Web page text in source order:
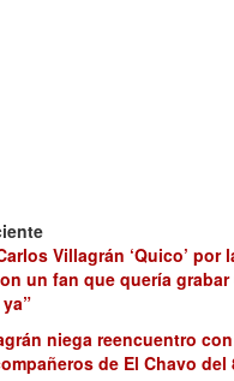
Villagrán ‘Quico’ por
un fan que quería
niega reencuentro
de El Chavo del